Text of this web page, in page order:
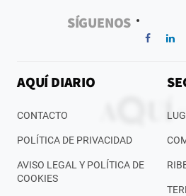
SÍGUENOS
AQUÍ DIARIO
CONTACTO
POLÍTICA DE PRIVACIDAD
AVISO LEGAL Y POLÍTICA DE
COOKIES